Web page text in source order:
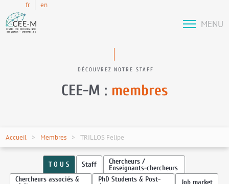
fr en
MENU
DÉCOUVREZ NOTRE STAFF
CEE-M : membres
Accueil Membres TRILLOS Felipe
T O U S Staff Chercheurs /
Enseignants-chercheurs
Chercheurs associés &
PhD Students & Post- Job market